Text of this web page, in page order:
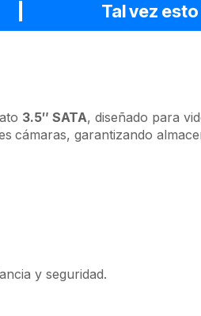
Tal vez
3.5″ SATA, diseñado para
garantizando
y seguridad.